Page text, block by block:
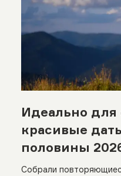
Идеально для
красивые
половины
Собрали